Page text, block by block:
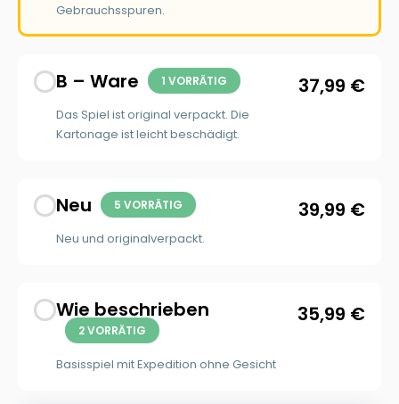
Gebrauchsspuren.
B – Ware 1 VORRÄTIG
Das Spiel ist original verpackt. Die
Kartonage ist leicht beschädigt.
37,99 €
Neu 5 VORRÄTIG
Neu und originalverpackt.
39,99 €
Wie beschrieben
2 VORRÄTIG
Basisspiel mit Expedition ohne Gesicht
35,99 €